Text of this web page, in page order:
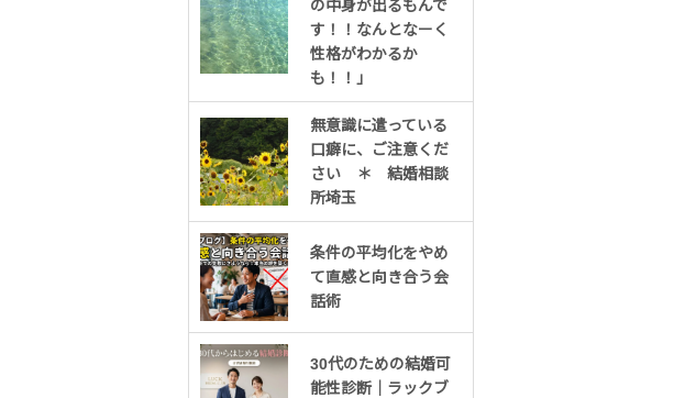
の中身が出るもんで
す！！なんとなーく
性格がわかるか
も！！」
無意識に遣っている
口癖に、ご注意くだ
さい ＊ 結婚相談
所埼玉
条件の平均化をやめ
て直感と向き合う会
話術
30代のための結婚可
能性診断｜ラックブ